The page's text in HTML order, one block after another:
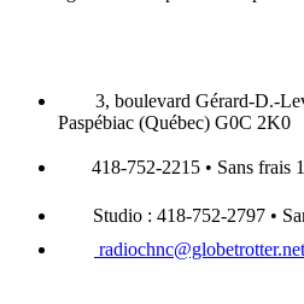
3, boulevard Gérard-D.-
Paspébiac (Québec) G0C 2K0
418-752-2215 • Sans frais
Studio : 418-752-2797 •
radiochnc@globetrotter.net